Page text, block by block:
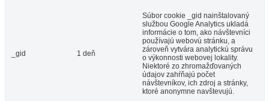
_gid 1 deň
Súbor cookie _gid nainštalovaný
službou Google Analytics ukladá
informácie o tom, ako návštevníci
používajú webovú stránku, a
zároveň vytvára analytickú správu
o výkonnosti webovej lokality.
Niektoré zo zhromažďovaných
údajov zahŕňajú počet
návštevníkov, ich zdroj a stránky,
ktoré anonymne navštevujú.